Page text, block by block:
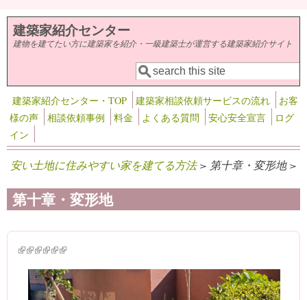
メインコンテンツに移動
建築家紹介センター
建物を建てたい方に建築家を紹介・一級建築士が運営する建築家紹介サイト
検索フォーム
検索
建築家紹介センター・TOP 建築家相談依頼サービスの流れ
お客
様の声
相談依頼事例 料金 よくある質問 安心安全宣言
ログ
イン
安い土地に住みやすい家を建てる方法> 第十章・変形地 >
第十章・変形地
(link is external)
(link is external)
(link is external)
(link is external)
(link is external)
(link is external)